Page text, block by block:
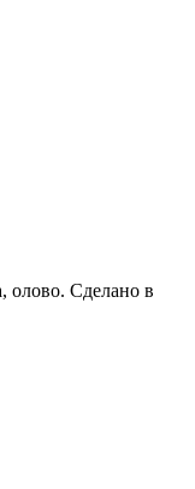
олово. Сделано в